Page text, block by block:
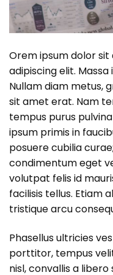
Orem ipsum dolor
adipiscing elit.
Nullam diam metus,
sit amet erat. Nam
tempus purus
ipsum primis in
posuere cubilia
condimentum eget
volutpat felis id
facilisis tellus. Etiam
tristique arcu
Phasellus ultricies
porttitor, tempus
nisl, convallis a